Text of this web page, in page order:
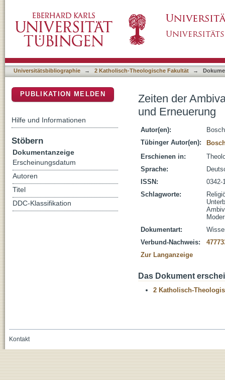
Universitätsbibliographie → 2 Katholisch-Theologische Fakultät →
Zeiten der
und Erneuerung
Autor(en):
Tübinger Autor(en):
Erschienen in:
Sprache:
ISSN:
0342-
Schlagworte:
Dokumentart:
Verbund-Nachweis:
Zur Langanzeige
Das Dokument
2 Katholisch-
PUBLIKATION MELDEN
Hilfe und Informationen
Stöbern
Dokumentanzeige
Erscheinungsdatum
Autoren
Titel
DDC-Klassifikation
Kontakt